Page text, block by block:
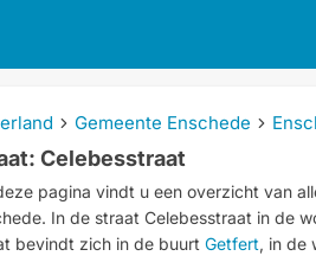
Gemeente Enschede
Celebesstraat
pagina vindt u een overzicht van
In de straat Celebesstraat in de
bevindt zich in de buurt Getfert, in de